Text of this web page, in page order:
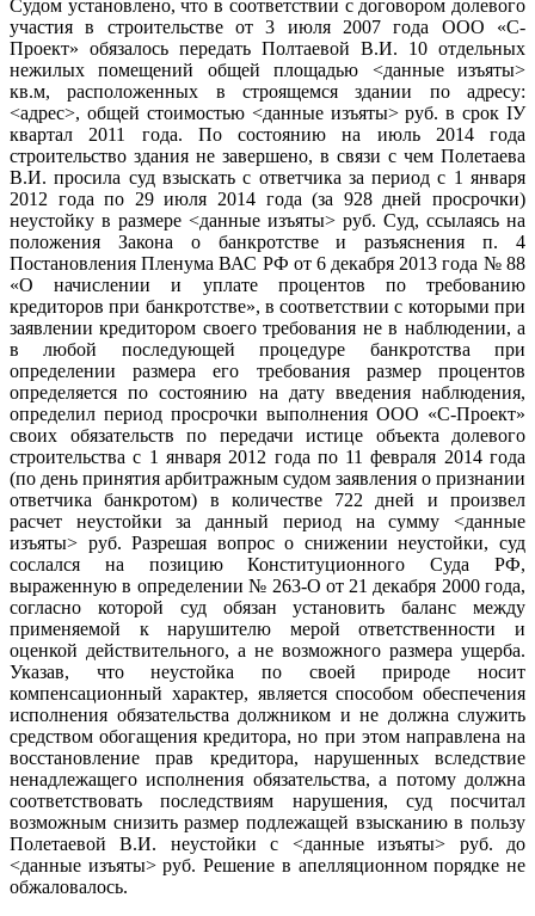
Судом установлено, что в соответствии с договором долевого
участия в строительстве от 3 июля 2007 года ООО «С-
Проект» обязалось передать Полтаевой В.И. 10 отдельных
нежилых помещений общей площадью <данные изъяты>
кв.м, расположенных в строящемся здании по адресу:
<адрес>, общей стоимостью <данные изъяты> руб. в срок IУ
квартал 2011 года. По состоянию на июль 2014 года
строительство здания не завершено, в связи с чем Полетаева
В.И. просила суд взыскать с ответчика за период с 1 января
2012 года по 29 июля 2014 года (за 928 дней просрочки)
неустойку в размере <данные изъяты> руб. Суд, ссылаясь на
положения Закона о банкротстве и разъяснения п. 4
Постановления Пленума ВАС РФ от 6 декабря 2013 года № 88
«О начислении и уплате процентов по требованию
кредиторов при банкротстве», в соответствии с которыми при
заявлении кредитором своего требования не в наблюдении, а
в любой последующей процедуре банкротства при
определении размера его требования размер процентов
определяется по состоянию на дату введения наблюдения,
определил период просрочки выполнения ООО «С-Проект»
своих обязательств по передачи истице объекта долевого
строительства с 1 января 2012 года по 11 февраля 2014 года
(по день принятия арбитражным судом заявления о признании
ответчика банкротом) в количестве 722 дней и произвел
расчет неустойки за данный период на сумму <данные
изъяты> руб. Разрешая вопрос о снижении неустойки, суд
сослался на позицию Конституционного Суда РФ,
выраженную в определении № 263-О от 21 декабря 2000 года,
согласно которой суд обязан установить баланс между
применяемой к нарушителю мерой ответственности и
оценкой действительного, а не возможного размера ущерба.
Указав, что неустойка по своей природе носит
компенсационный характер, является способом обеспечения
исполнения обязательства должником и не должна служить
средством обогащения кредитора, но при этом направлена на
восстановление прав кредитора, нарушенных вследствие
ненадлежащего исполнения обязательства, а потому должна
соответствовать последствиям нарушения, суд посчитал
возможным снизить размер подлежащей взысканию в пользу
Полетаевой В.И. неустойки с <данные изъяты> руб. до
<данные изъяты> руб. Решение в апелляционном порядке не
обжаловалось.